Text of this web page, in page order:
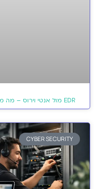
EDR מול אנטי וירוס – מה מגן באמת על העסק?
CYBER SECURITY